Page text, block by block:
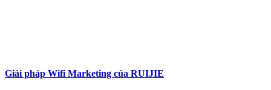
Giải pháp Wifi Marketing của RUIJIE